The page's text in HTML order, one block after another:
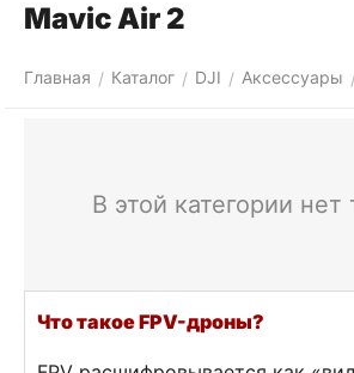
Mavic Air 2
Главная / Каталог / DJI / Аксессуары
Что такое FPV-дроны?
В этой категории нет